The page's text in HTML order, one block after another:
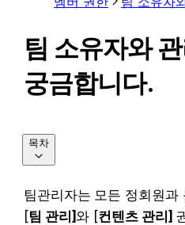
팀 소유자와
궁금합니다.
팀관리자는 모든 정회원
[팀 관리] 와 [컨텐츠 관리]
목차